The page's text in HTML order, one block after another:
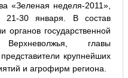
«Зеленая неделя-2011»,
21-30 января. В состав
органов государственной
главы
крупнейших
и агрофирм региона.